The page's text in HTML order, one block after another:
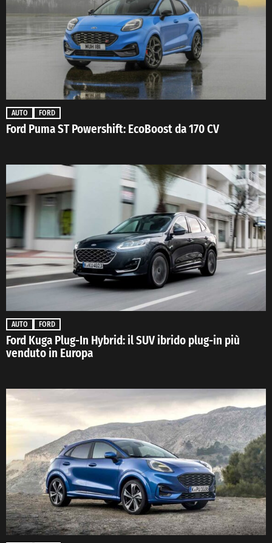
AUTO FORD
Ford Puma ST Powershift: EcoBoost da 170 CV
AUTO FORD
Ford Kuga Plug-In Hybrid: il SUV ibrido plug-in più
venduto in Europa